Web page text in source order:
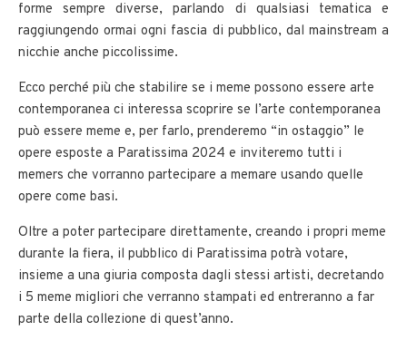
forme sempre diverse, parlando di qualsiasi tematica e
raggiungendo ormai ogni fascia di pubblico, dal mainstream a
nicchie anche piccolissime.
Ecco perché più che stabilire se i meme possono essere arte
contemporanea ci interessa scoprire se l’arte contemporanea
può essere meme e, per farlo, prenderemo “in ostaggio” le
opere esposte a Paratissima 2024 e inviteremo tutti i
memers che vorranno partecipare a memare usando quelle
opere come basi.
Oltre a poter partecipare direttamente, creando i propri meme
durante la fiera, il pubblico di Paratissima potrà votare,
insieme a una giuria composta dagli stessi artisti, decretando
i 5 meme migliori che verranno stampati ed entreranno a far
parte della collezione di quest’anno.